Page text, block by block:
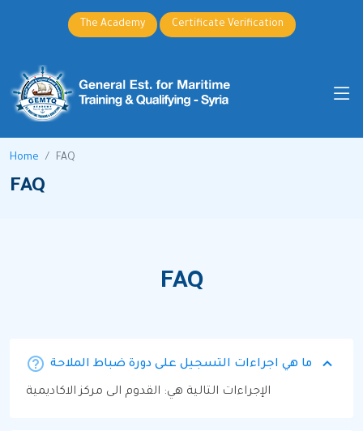
The Academy Certificate Verification
Home FAQ
FAQ
FAQ
ما هي اجراءات التسجيل على دورة ضباط الملاحة
الإجراءات التالية هي: القدوم الى مركز الاكاديمية